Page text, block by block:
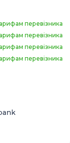
перевізника
перевізника
перевізника
перевізника